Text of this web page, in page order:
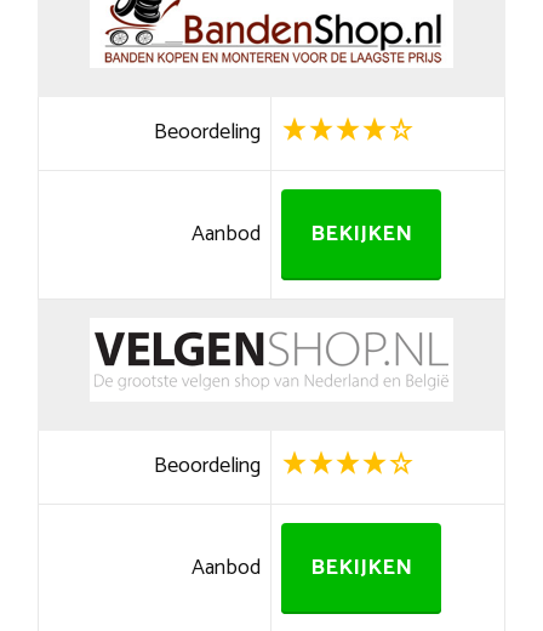
Beoordeling
Aanbod BEKIJKEN
Beoordeling
Aanbod BEKIJKEN